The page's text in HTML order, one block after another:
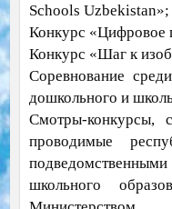
Schools Uzbekistan»;
Конкурс «Цифровое
Конкурс «Шаг к
Соревнование
дошкольного и
Смотры-конкурсы,
проводимые
школьного